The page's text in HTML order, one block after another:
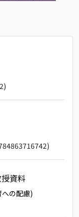
資料
の配慮)